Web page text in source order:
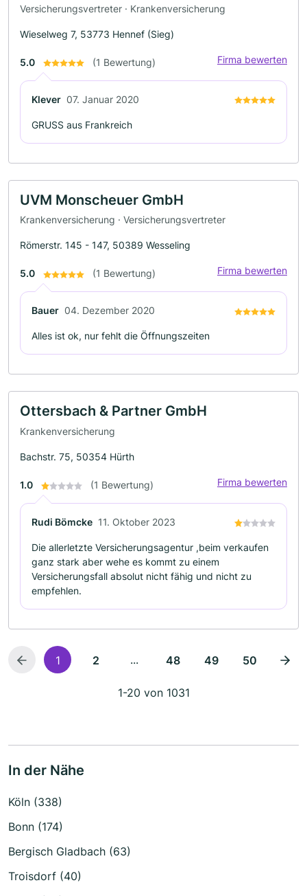
Versicherungsvertreter · Krankenversicherung
Wieselweg 7, 53773 Hennef (Sieg)
5.0 (1 Bewertung) Firma bewerten
Klever 07. Januar 2020
GRUSS aus Frankreich
UVM Monscheuer GmbH
Krankenversicherung · Versicherungsvertreter
Römerstr. 145 - 147, 50389 Wesseling
5.0 (1 Bewertung) Firma bewerten
Bauer 04. Dezember 2020
Alles ist ok, nur fehlt die Öffnungszeiten
Ottersbach & Partner GmbH
Krankenversicherung
Bachstr. 75, 50354 Hürth
1.0 (1 Bewertung) Firma bewerten
Rudi Bömcke 11. Oktober 2023
Die allerletzte Versicherungsagentur ,beim verkaufen
ganz stark aber wehe es kommt zu einem
Versicherungsfall absolut nicht fähig und nicht zu
empfehlen.
1 2 ... 48 49 50
1-20 von 1031
In der Nähe
Köln (338)
Bonn (174)
Bergisch Gladbach (63)
Troisdorf (40)